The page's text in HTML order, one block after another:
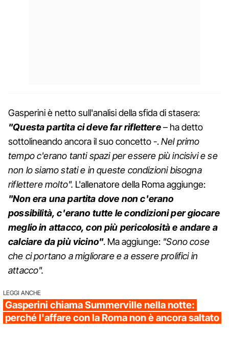
Gasperini è netto sull'analisi della sfida di stasera:
"Questa partita ci deve far riflettere– ha detto
sottolineando ancora il suo concetto -.Nel primo
tempo c'erano tanti spazi per essere più incisivi e se
non lo siamo stati e in queste condizioni bisogna
riflettere molto". L'allenatore della Roma aggiunge:
"Non era una partita dove non c'erano
possibilità, c'erano tutte le condizioni per giocare
meglio in attacco, con più pericolosità e andare a
calciare da più vicino". Ma aggiunge: "Sono cose
che ci portano a migliorare e a essere prolifici in
attacco".
LEGGI ANCHE
Gasperini chiama Summerville nella notte:
perché l'affare con la Roma non è ancora saltato